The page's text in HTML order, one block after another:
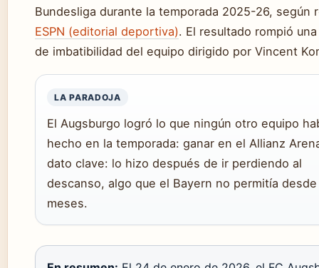
Bundesliga durante la temporada 2025-26, según
ESPN (editorial deportiva). El resultado rompió
de imbatibilidad del equipo dirigido por Vincent
LA PARADOJA
El Augsburgo logró lo que ningún otro equipo
hecho en la temporada: ganar en el Allianz
dato clave: lo hizo después de ir perdiendo al
descanso, algo que el Bayern no permitía
meses.